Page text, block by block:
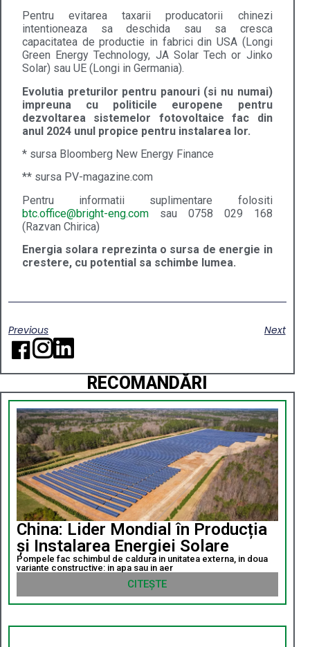
Pentru evitarea taxarii producatorii chinezi
intentioneaza sa deschida sau sa cresca
capacitatea de productie in fabrici din USA (Longi
Green Energy Technology, JA Solar Tech or Jinko
Solar) sau UE (Longi in Germania).
Evolutia preturilor pentru panouri (si nu numai)
impreuna cu politicile europene pentru
dezvoltarea sistemelor fotovoltaice fac din
anul 2024 unul propice pentru instalarea lor.
* sursa Bloomberg New Energy Finance
** sursa PV-magazine.com
Pentru informatii suplimentare folositi
btc.office@bright-eng.com sau 0758 029 168
(Razvan Chirica)
Energia solara reprezinta o sursa de energie in
crestere, cu potential sa schimbe lumea.
Previous Next
RECOMANDĂRI
China: Lider Mondial în Producția
și Instalarea Energiei Solare
Pompele fac schimbul de caldura in unitatea externa, in doua
variante constructive: in apa sau in aer
CITEȘTE